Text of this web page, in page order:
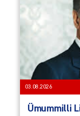
03.08.2026
Ümummilli